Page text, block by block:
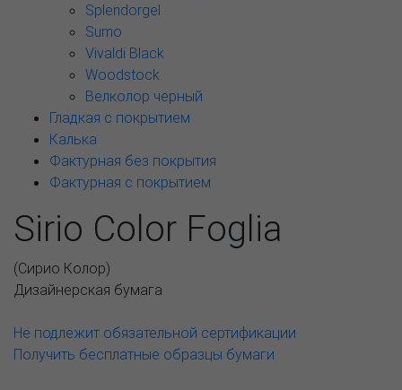
Splendorgel
Sumo
Vivaldi Black
Woodstock
Велколор черный
Гладкая с покрытием
Калька
Фактурная без покрытия
Фактурная с покрытием
Sirio Color Foglia
(Сирио Колор)
Дизайнерская бумага
Не подлежит обязательной сертификации
Получить бесплатные образцы бумаги